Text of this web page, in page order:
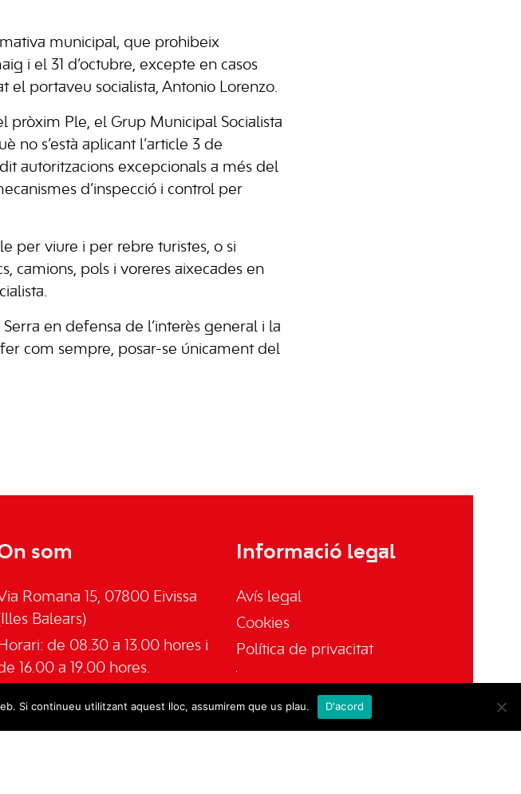
municipal, que prohibeix
i el 31 d’octubre, excepte en casos
el portaveu socialista, Antonio Lorenzo.
pròxim Ple, el Grup Municipal Socialista
no s’està aplicant l’article 3 de
autoritzacions excepcionals a més del
d’inspecció i control per
per viure i per rebre turistes, o si
camions, pols i voreres aixecades en
en defensa de l’interès general i la
com sempre, posar-se únicament del
som
Romana 15, 07800 Eivissa
Balears)
Horari: de 08.30 a 13.00 hores i
16.00 a 19.00 hores.
Informació legal
Avís legal
Cookies
Política de privacitat
Si continueu utilitzant aquest lloc, assumirem que us plau. D'acord